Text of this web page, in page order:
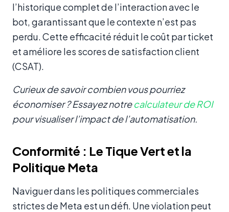
l’historique complet de l’interaction avec le
bot, garantissant que le contexte n’est pas
perdu. Cette efficacité réduit le coût par ticket
et améliore les scores de satisfaction client
(CSAT).
Curieux de savoir combien vous pourriez
économiser ? Essayez notrecalculateur de ROI
pour visualiser l’impact de l’automatisation.
Conformité : Le Tique Vert et la
Politique Meta
Naviguer dans les politiques commerciales
strictes de Meta est un défi. Une violation peut